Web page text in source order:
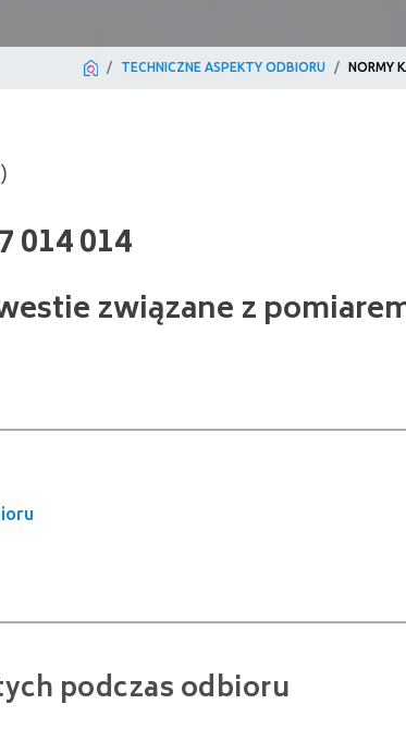
TECHNICZNE ASPEKTY ODBIORU NORMY
związane z
podczas odbioru